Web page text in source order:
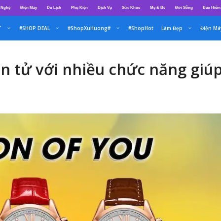
Điện Máy Du Lịch Phụ Kiện Dịch Vụ Sức Khỏe Mẹ & Bé Đời Sống Bảo Hiểm
#SHOP DEAL #ShopXuHuong# #ShopHot Làm Đẹp Điện
tử với nhiều chức năng